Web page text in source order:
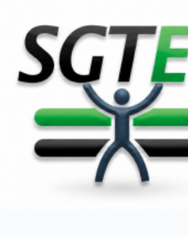
contenido